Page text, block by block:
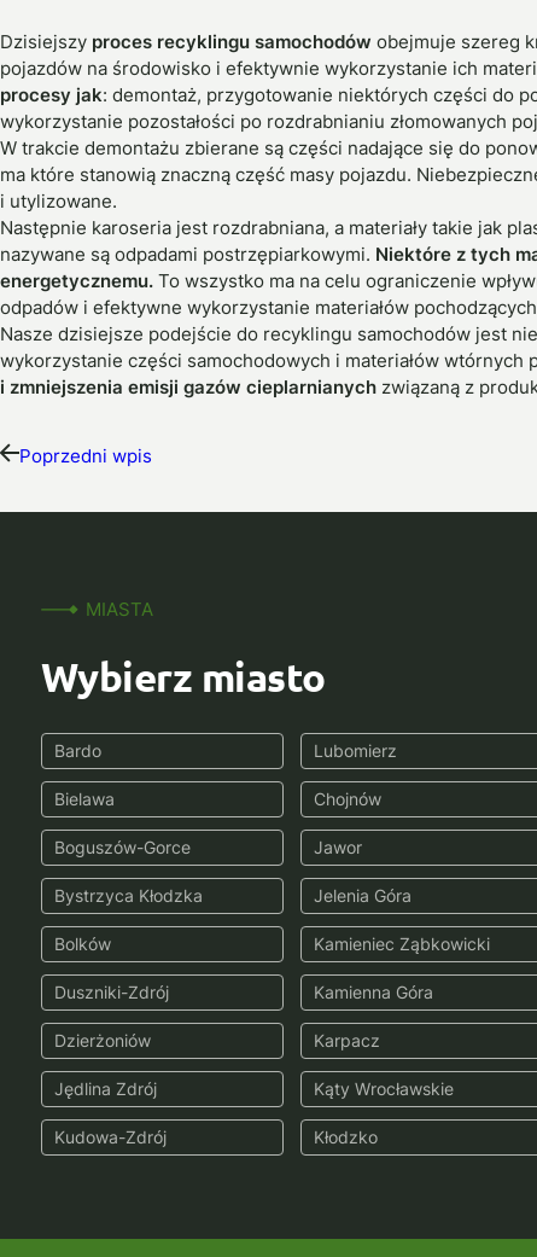
Dzisiejszy proces recyklingu samochodów obejmuje szereg
pojazdów na środowisko i efektywnie wykorzystanie ich
procesy jak: demontaż, przygotowanie niektórych części do
wykorzystanie pozostałości po rozdrabnianiu złomowanych
W trakcie demontażu zbierane są części nadające się do
ma które stanowią znaczną część masy pojazdu.
i utylizowane.
Następnie karoseria jest rozdrabniana, a materiały takie jak
nazywane są odpadami postrzępiarkowymi. Niektóre z tych
energetycznemu. To wszystko ma na celu ograniczenie
odpadów i efektywne wykorzystanie materiałów
Nasze dzisiejsze podejście do recyklingu samochodów jest
wykorzystanie części samochodowych i materiałów wtórnych
i zmniejszenia emisji gazów cieplarnianych związaną z
Poprzedni wpis
MIASTA
Wybierz miasto
Bardo
Bielawa
Boguszów-Gorce
Bystrzyca Kłodzka
Bolków
Duszniki-Zdrój
Dzierżoniów
Jędlina Zdrój
Kudowa-Zdrój
Lubomierz
Chojnów
Jawor
Jelenia Góra
Kamieniec Ząbkowicki
Kamienna Góra
Karpacz
Kąty Wrocławskie
Kłodzko